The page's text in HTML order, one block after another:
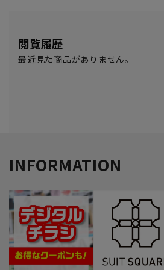
閲覧履歴
最近見た商品がありません。
INFORMATION